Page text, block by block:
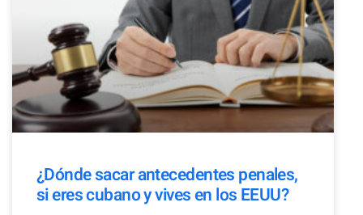
¿Dónde sacar antecedentes penales,
si eres cubano y vives en los EEUU?